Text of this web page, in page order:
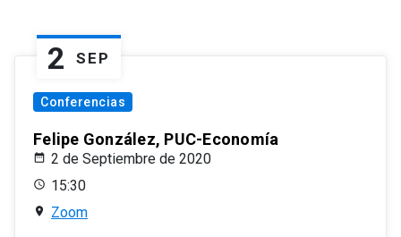
2 SEP
Conferencias
Felipe González, PUC-Economía
2 de Septiembre de 2020
15:30
Zoom